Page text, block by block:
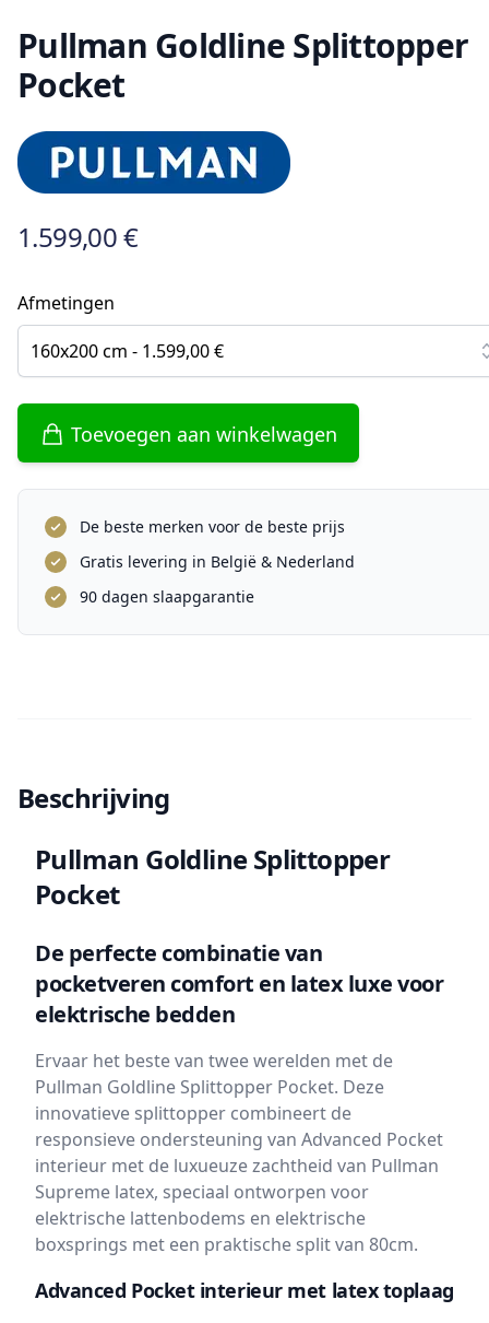
Pullman Goldline Splittopper
Pocket
1.599,00 €
Afmetingen
160x200 cm - 1.599,00 €
Toevoegen aan winkelwagen
De beste merken voor de beste prijs
Gratis levering in België & Nederland
90 dagen slaapgarantie
Beschrijving
Pullman Goldline Splittopper
Pocket
De perfecte combinatie van
pocketveren comfort en latex luxe voor
elektrische bedden
Ervaar het beste van twee werelden met de
Pullman Goldline Splittopper Pocket. Deze
innovatieve splittopper combineert de
responsieve ondersteuning van Advanced Pocket
interieur met de luxueuze zachtheid van Pullman
Supreme latex, speciaal ontworpen voor
elektrische lattenbodems en elektrische
boxsprings met een praktische split van 80cm.
Advanced Pocket interieur met latex toplaag